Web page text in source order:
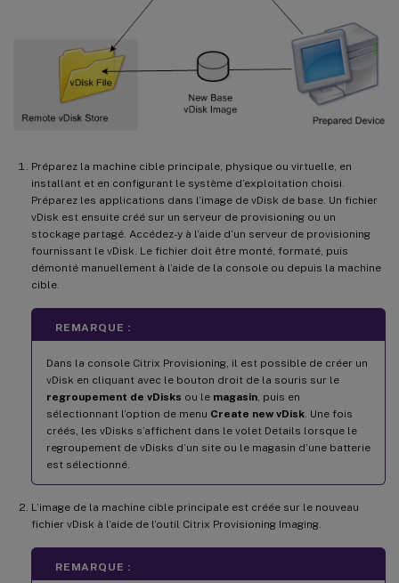
Préparez la machine cible principale, physique ou virtuelle, en
installant et en configurant le système d’exploitation choisi.
Préparez les applications dans l’image de vDisk de base. Un fichier
vDisk est ensuite créé sur un serveur de provisioning ou un
stockage partagé. Accédez-y à l’aide d’un serveur de provisioning
fournissant le vDisk. Le fichier doit être monté, formaté, puis
démonté manuellement à l’aide de la console ou depuis la machine
cible.
REMARQUE :
Dans la console Citrix Provisioning, il est possible de créer un
vDisk en cliquant avec le bouton droit de la souris sur le
regroupement de vDisks ou le magasin, puis en
sélectionnant l’option de menu Create new vDisk. Une fois
créés, les vDisks s’affichent dans le volet Details lorsque le
regroupement de vDisks d’un site ou le magasin d’une batterie
est sélectionné.
L’image de la machine cible principale est créée sur le nouveau
fichier vDisk à l’aide de l’outil Citrix Provisioning Imaging.
REMARQUE :